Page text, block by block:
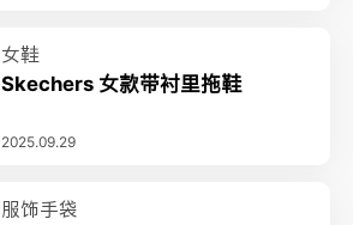
女鞋
Skechers 女款带衬里拖鞋
2025.09.29
服饰手袋